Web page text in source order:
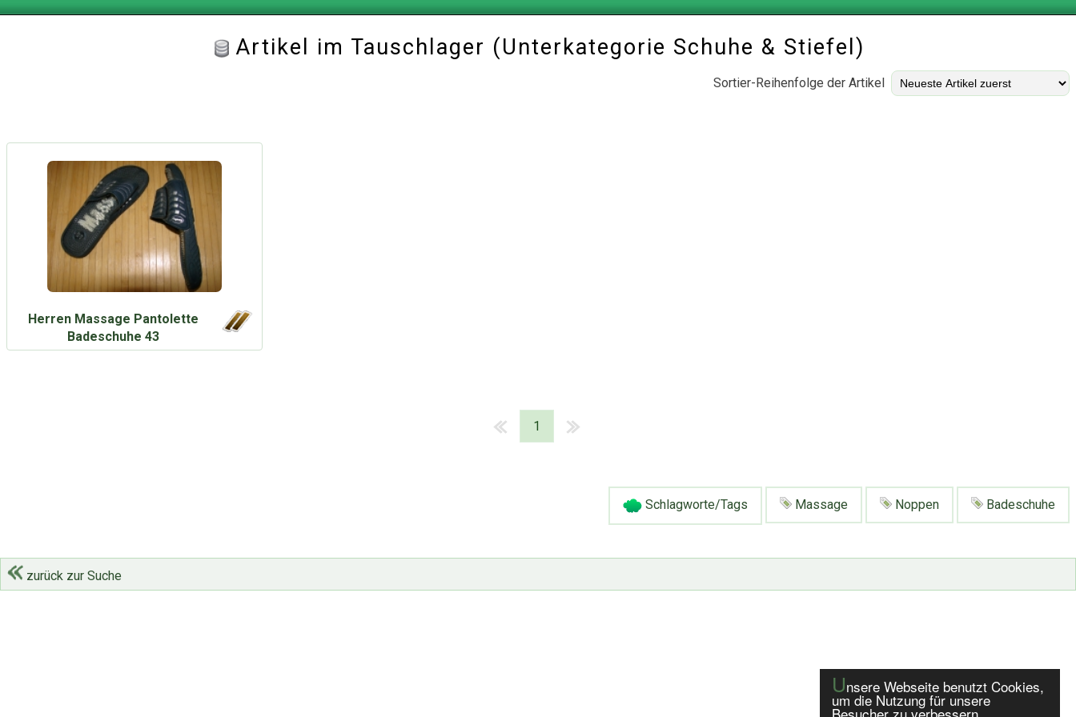
Unsere Webseite benutzt Cookies,
um die Nutzung für unsere
Artikel im Tauschlager (Unterkategorie Schuhe & Stiefel )
Sortier-Reihenfolge der Artikel
Herren Massage Pantolette
Badeschuhe 43
1
Schlagworte/Tags Massage Noppen Badeschuhe
zurück zur Suche